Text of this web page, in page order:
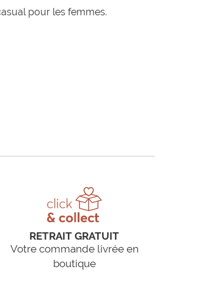
pour les femmes.
RETRAIT GRATUIT
Votre commande livrée en
boutique